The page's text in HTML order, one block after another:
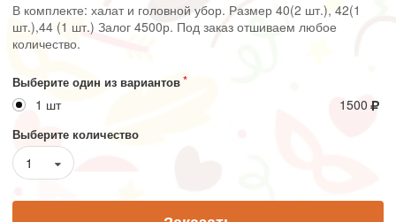
В комплекте: халат и головной убор. Размер 40(2 шт.), 42(1
шт.),44 (1 шт.) Залог 4500р. Под заказ отшиваем любое
количество.
Выберите один из вариантов
1 шт 1500
Выберите количество
1